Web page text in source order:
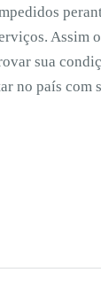
Assim
sua
no país com